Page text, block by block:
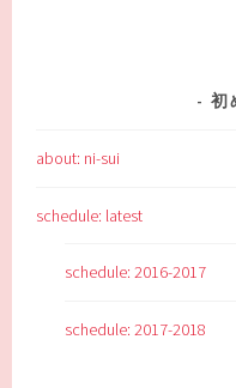
初
about: ni-sui
schedule: latest
schedule: 2016-2017
schedule: 2017-2018